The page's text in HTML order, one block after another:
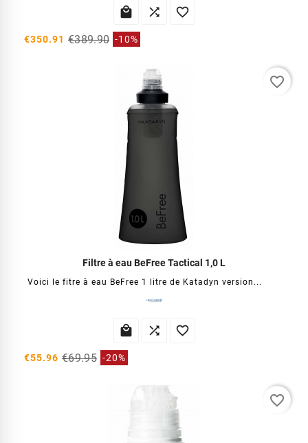
  
€350.91 €389.90 -10%
Filtre à eau BeFree Tactical 1,0 L
Voici le fitre à eau BeFree 1 litre de Katadyn version...
  
€55.96 €69.95 -20%
favorite_border
favorite_border